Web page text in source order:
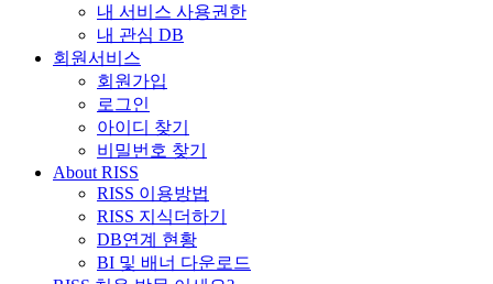
내 서비스 사용권한
내 관심 DB
회원서비스
회원가입
로그인
아이디 찾기
비밀번호 찾기
About RISS
RISS 이용방법
RISS 지식더하기
DB연계 현황
BI 및 배너 다운로드